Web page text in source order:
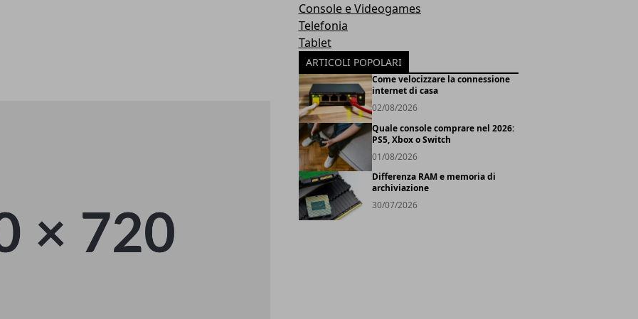
Console e Videogames
Telefonia
Tablet
ARTICOLI POPOLARI
Come velocizzare la connessione
internet di casa
02/08/2026
Quale console comprare nel 2026:
PS5, Xbox o Switch
01/08/2026
Differenza RAM e memoria di
archiviazione
30/07/2026